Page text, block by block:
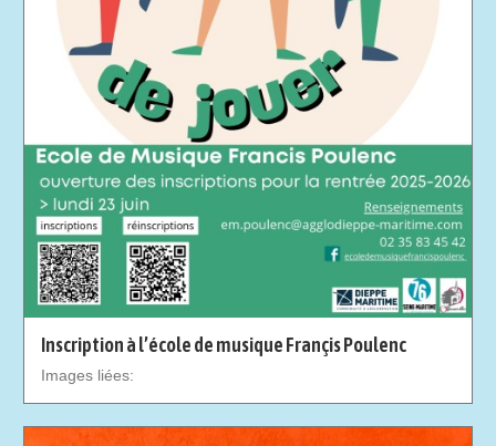
Inscription à l’école de musique Françis Poulenc
Images liées: